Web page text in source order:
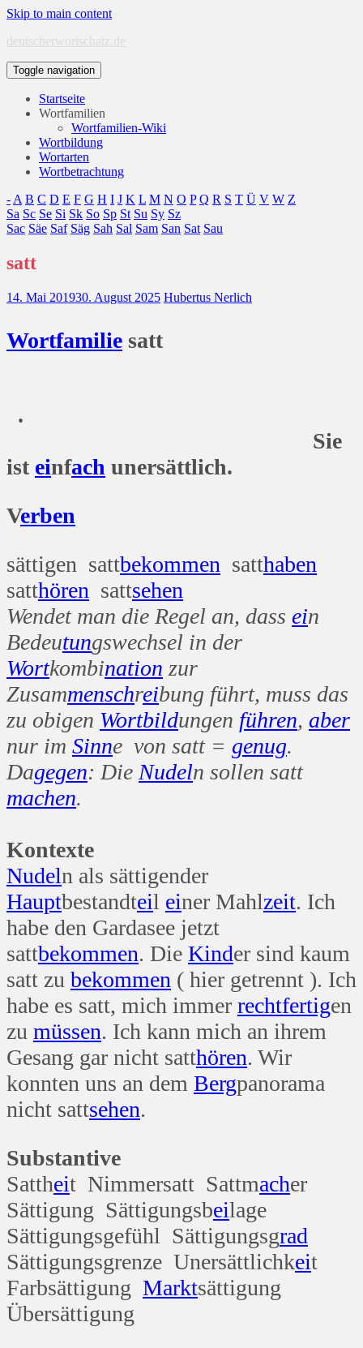
Skip to main content
deutscherwortschatz.de
Toggle navigation
Startseite
Wortfamilien
Wortfamilien-Wiki
Wortbildung
Wortarten
Wortbetrachtung
- A B C D E F G H I J K L M N O P Q R S T Ü V W Z
Sa Sc Se Si Sk So Sp St Su Sy Sz
Sac Säe Saf Säg Sah Sal Sam San Sat Sau
satt
14. Mai 201930. August 2025 Hubertus Nerlich
Wortfamilie satt
.
Sie
ist einfach unersättlich.
Verben
sättigen sattbekommen satthaben
satthören sattsehen
Wendet man die Regel an, dass ein
Bedeutungswechsel in der
Wortkombination zur
Zusammenschreibung führt, muss das
zu obigen Wortbildungen führen, aber
nur im Sinne von satt = genug.
Dagegen: Die Nudeln sollen satt
machen.
Kontexte
Nudeln als sättigender
Hauptbestandteil einer Mahlzeit. Ich
habe den Gardasee jetzt
sattbekommen. Die Kinder sind kaum
satt zu bekommen ( hier getrennt ). Ich
habe es satt, mich immer rechtfertigen
zu müssen. Ich kann mich an ihrem
Gesang gar nicht satthören. Wir
konnten uns an dem Bergpanorama
nicht sattsehen.
Substantive
Sattheit Nimmersatt Sattmacher
Sättigung Sättigungsbeilage
Sättigungsgefühl Sättigungsgrad
Sättigungsgrenze Unersättlichkeit
Farbsättigung Marktsättigung
Übersättigung